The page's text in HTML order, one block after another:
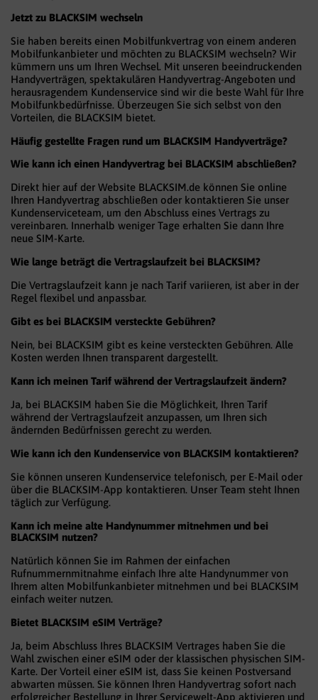
Jetzt zu BLACKSIM wechseln
Sie haben bereits einen Mobilfunkvertrag von einem anderen
Mobilfunkanbieter und möchten zu BLACKSIM wechseln? Wir
kümmern uns um Ihren Wechsel. Mit unseren beeindruckenden
Handyverträgen, spektakulären Handyvertrag-Angeboten und
herausragendem Kundenservice sind wir die beste Wahl für Ihre
Mobilfunkbedürfnisse. Überzeugen Sie sich selbst von den
Vorteilen, die BLACKSIM bietet.
Häufig gestellte Fragen rund um BLACKSIM Handyverträge?
Wie kann ich einen Handyvertrag bei BLACKSIM abschließen?
Direkt hier auf der Website BLACKSIM.de können Sie online
Ihren Handyvertrag abschließen oder kontaktieren Sie unser
Kundenserviceteam, um den Abschluss eines Vertrags zu
vereinbaren. Innerhalb weniger Tage erhalten Sie dann Ihre
neue SIM-Karte.
Wie lange beträgt die Vertragslaufzeit bei BLACKSIM?
Die Vertragslaufzeit kann je nach Tarif variieren, ist aber in der
Regel flexibel und anpassbar.
Gibt es bei BLACKSIM versteckte Gebühren?
Nein, bei BLACKSIM gibt es keine versteckten Gebühren. Alle
Kosten werden Ihnen transparent dargestellt.
Kann ich meinen Tarif während der Vertragslaufzeit ändern?
Ja, bei BLACKSIM haben Sie die Möglichkeit, Ihren Tarif
während der Vertragslaufzeit anzupassen, um Ihren sich
ändernden Bedürfnissen gerecht zu werden.
Wie kann ich den Kundenservice von BLACKSIM kontaktieren?
Sie können unseren Kundenservice telefonisch, per E-Mail oder
über die BLACKSIM-App kontaktieren. Unser Team steht Ihnen
täglich zur Verfügung.
Kann ich meine alte Handynummer mitnehmen und bei
BLACKSIM nutzen?
Natürlich können Sie im Rahmen der einfachen
Rufnummernmitnahme einfach Ihre alte Handynummer von
Ihrem alten Mobilfunkanbieter mitnehmen und bei BLACKSIM
einfach weiter nutzen.
Bietet BLACKSIM eSIM Verträge?
Ja, beim Abschluss Ihres BLACKSIM Vertrages haben Sie die
Wahl zwischen einer eSIM oder der klassischen physischen SIM-
Karte. Der Vorteil einer eSIM ist, dass Sie keinen Postversand
abwarten müssen. Sie können Ihren Handyvertrag sofort nach
erfolgreicher Bestellung in Ihrer Servicewelt-App aktivieren und